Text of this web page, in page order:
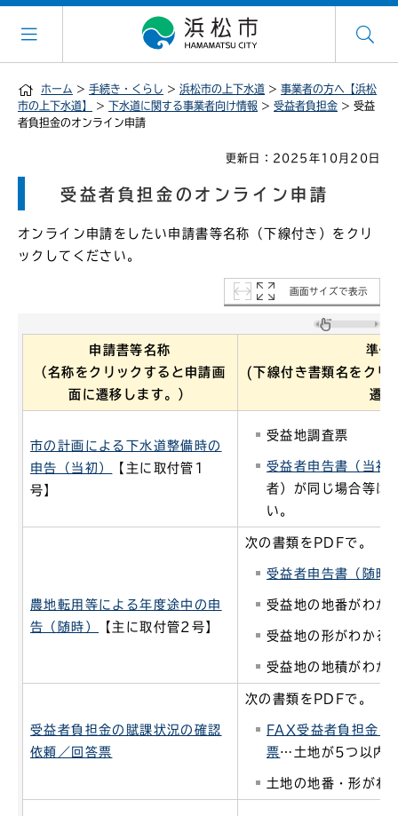
ホーム > 手続き・くらし > 浜松市の上下水道 > 事業者の方へ【浜松
市の上下水道】
> 下水道に関する事業者向け情報 > 受益者負担金 > 受益
者負担金のオンライン申請
更新日：2025年10月20日
受益者負担金のオンライン申請
オンライン申請をしたい申請書等名称（下線付き）をクリ
ックしてください。
画面サイズで表示
申請書等名称
（名称をクリックすると申請画
面に遷移します。）
準備
(下線付き書類名をクリ
遷
市の計画による下水道整備時の
申告（当初）
【主に取付管1
号】
受益地調査票
受益者申告書（当初
者）が同じ場合等は
い。
農地転用等による年度途中の申
告（随時）
【主に取付管2号】
次の書類をPDFで。
受益者申告書（随時
受益地の地番がわか
受益地の形がわかる
受益地の地積がわか
受益者負担金の賦課状況の確認
依頼／回答票
次の書類をPDFで。
FAX受益者負担金の
票…土地が5つ以内
土地の地番・形がわ